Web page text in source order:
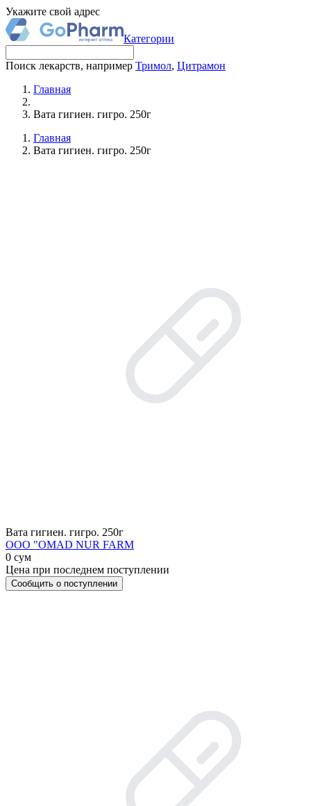
Укажите свой адрес
Категории
Поиск лекарств, например Тримол, Цитрамон
Главная
Вата гигиен. гигро. 250г
Главная
Вата гигиен. гигро. 250г
Вата гигиен. гигро. 250г
OOO "OMAD NUR FARM
0 сум
Цена при последнем поступлении
Сообщить о поступлении